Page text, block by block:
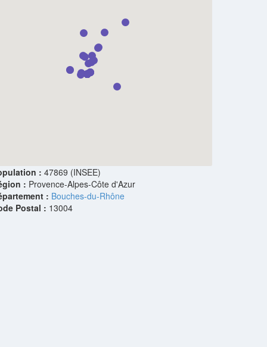
: 47869 (INSEE)
: Provence-Alpes-Côte d'Azur
: Bouches-du-Rhône
Postal : 13004